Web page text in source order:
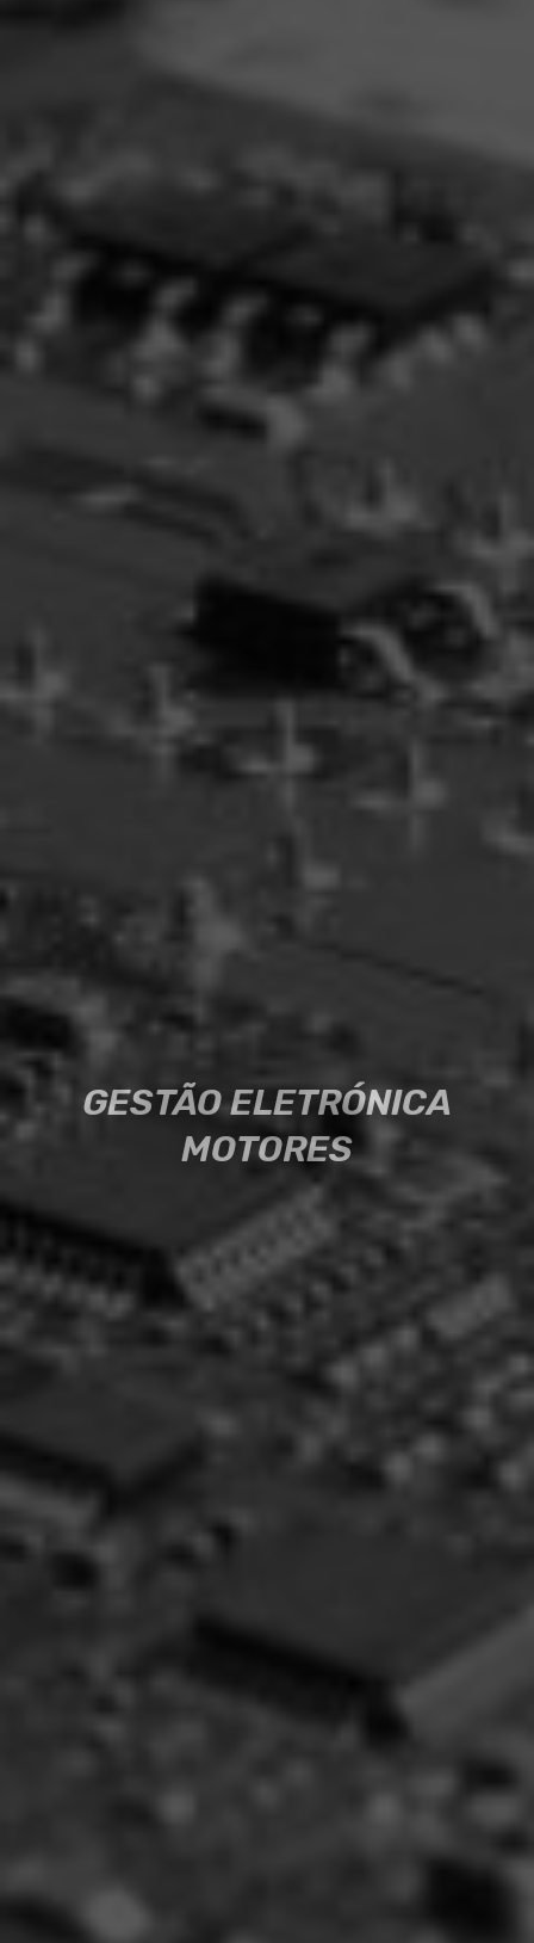
GESTÃO ELETRÓNICA
MOTORES
GESTÃO ELETRÓNICA
MOTORES